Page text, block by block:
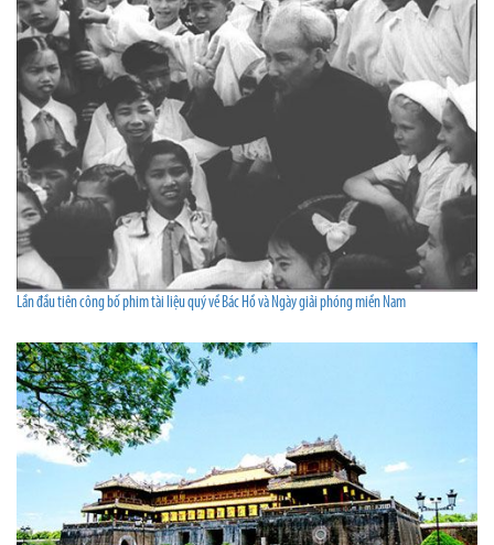
Lần đầu tiên công bố phim tài liệu quý về Bác Hồ và Ngày giải phóng miền Nam